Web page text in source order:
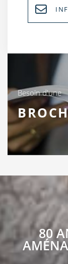
Besoin d'une
80